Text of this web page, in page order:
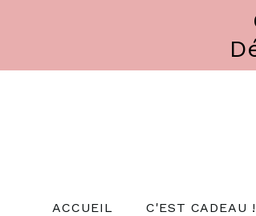
ACCUEIL C'EST CADEAU !